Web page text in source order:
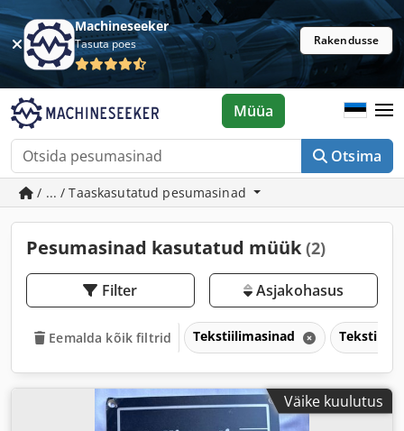
Machineseeker
Tasuta poes Rakendusse
Otsima
Müüa
/ ... / Taaskasutatud pesumasinad
Pesumasinad kasutatud müük (2)
Filter Asjakohasus
Eemalda kõik filtrid Tekstiilimasinad
Väike kuulutus